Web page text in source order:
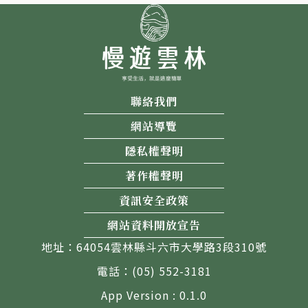
聯絡我們
網站導覽
隱私權聲明
著作權聲明
資訊安全政策
網站資料開放宣告
地址：64054雲林縣斗六市大學路3段310號
電話：(05) 552-3181
App Version : 0.1.0